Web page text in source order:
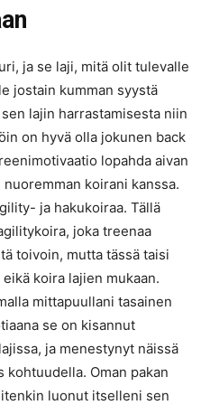
ja se laji, mitä olit tulevalle
jostain kumman syystä
lajin harrastamisesta niin
on hyvä olla jokunen back
lopahda aivan
koirani kanssa.
ja hakukoiraa. Tällä
joka treenaa
toivoin, mutta tässä taisi
koira lajien mukaan.
mittapuullani tasainen
se on kisannut
ja menestynyt näissä
kohtuudella. Oman pakan
luonut itselleni sen